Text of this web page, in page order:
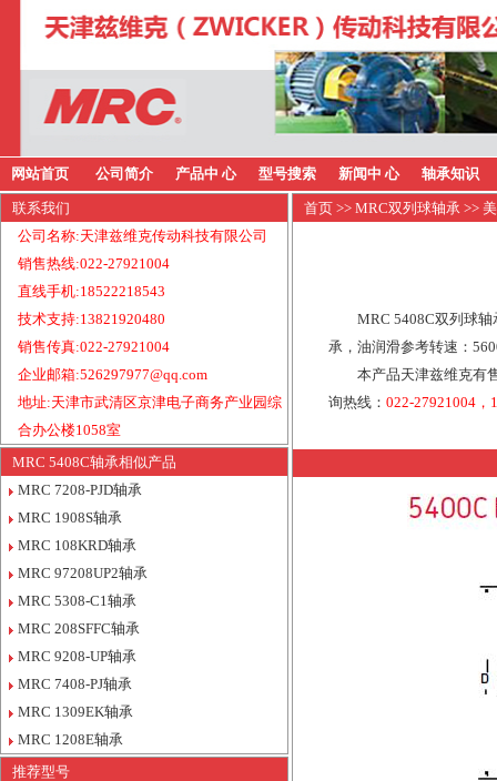
网站首页 公司简介 产品中 心 型号搜索 新闻中 心 轴承知识
联系我们
公司名称:天津兹维克传动科技有限公司
销售热线:022-27921004
直线手机:18522218543
技术支持:13821920480
销售传真:022-27921004
企业邮箱:526297977@qq.com
地址:天津市武清区京津电子商务产业园综
合办公楼1058室
MRC 5408C轴承相似产品
MRC 7208-PJD轴承
MRC 1908S轴承
MRC 108KRD轴承
MRC 97208UP2轴承
MRC 5308-C1轴承
MRC 208SFFC轴承
MRC 9208-UP轴承
MRC 7408-PJ轴承
MRC 1309EK轴承
MRC 1208E轴承
推荐型号
首页 >> MRC双列球轴承 >>
MRC 5408C双列球
承，油润滑参考转速：
本产品天津兹维克有
询热线：022-27921004，